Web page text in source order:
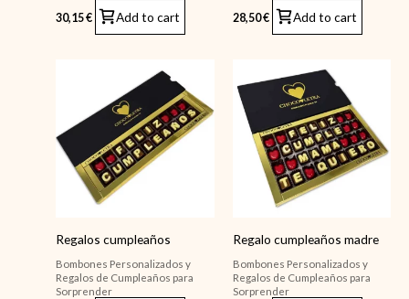
30,15€ Add to cart 28,50€ Add to cart
Regalos cumpleaños
Bombones Personalizados y
Regalos de Cumpleaños para
Sorprender
Regalo cumpleaños madre
Bombones Personalizados y
Regalos de Cumpleaños para
Sorprender